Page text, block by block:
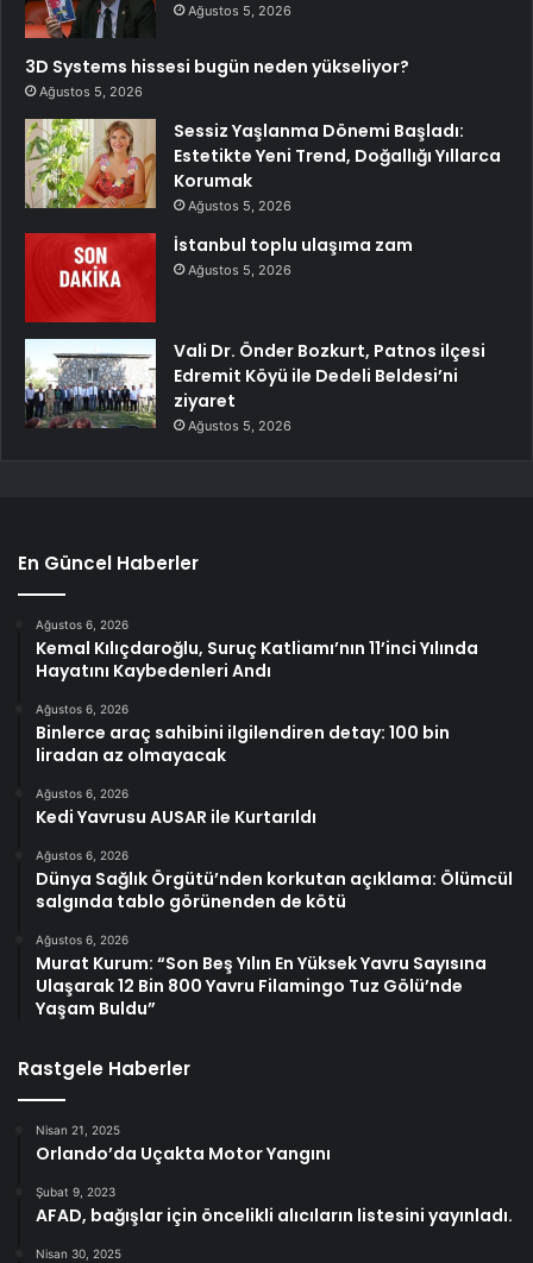
Ağustos 5, 2026
3D Systems hissesi bugün neden yükseliyor?
Ağustos 5, 2026
Sessiz Yaşlanma Dönemi Başladı:
Estetikte Yeni Trend, Doğallığı Yıllarca
Korumak
Ağustos 5, 2026
İstanbul toplu ulaşıma zam
Ağustos 5, 2026
Vali Dr. Önder Bozkurt, Patnos ilçesi
Edremit Köyü ile Dedeli Beldesi’ni
ziyaret
Ağustos 5, 2026
En Güncel Haberler
Ağustos 6, 2026
Kemal Kılıçdaroğlu, Suruç Katliamı’nın 11’inci Yılında
Hayatını Kaybedenleri Andı
Ağustos 6, 2026
Binlerce araç sahibini ilgilendiren detay: 100 bin
liradan az olmayacak
Ağustos 6, 2026
Kedi Yavrusu AUSAR ile Kurtarıldı
Ağustos 6, 2026
Dünya Sağlık Örgütü’nden korkutan açıklama: Ölümcül
salgında tablo görünenden de kötü
Ağustos 6, 2026
Murat Kurum: “Son Beş Yılın En Yüksek Yavru Sayısına
Ulaşarak 12 Bin 800 Yavru Filamingo Tuz Gölü’nde
Yaşam Buldu”
Rastgele Haberler
Nisan 21, 2025
Orlando’da Uçakta Motor Yangını
Şubat 9, 2023
AFAD, bağışlar için öncelikli alıcıların listesini yayınladı.
Nisan 30, 2025